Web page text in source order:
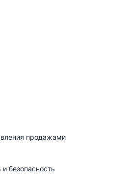
продажами
безопасность